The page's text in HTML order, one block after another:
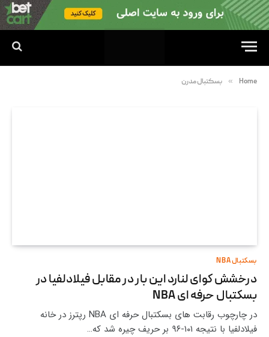
Home
» بسکتبال مدرن
بسکتبال NBA
درخشش کوای لنارد این بار در مقابل فیلادلفیا در
بسکتبال حرفه ای NBA
در چارچوب رقابت های بسکتبال حرفه ای NBA رپترز در خانه
فیلادلفیا با نتیجه ۱۰۱-۹۶ بر حریف چیره شد که…